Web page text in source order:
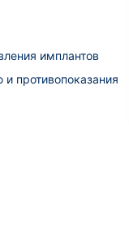
имплантов
противопоказания